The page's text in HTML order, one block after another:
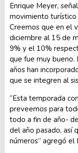
Enrique Meyer,
movimiento
Creemos que en el
diciembre al 15 de
9% y el 10%
que fue muy bueno.
años han
que se integren al
“Esta temporada
preveemos para
todo a fin de año-
del año pasado, así
números” agregó el